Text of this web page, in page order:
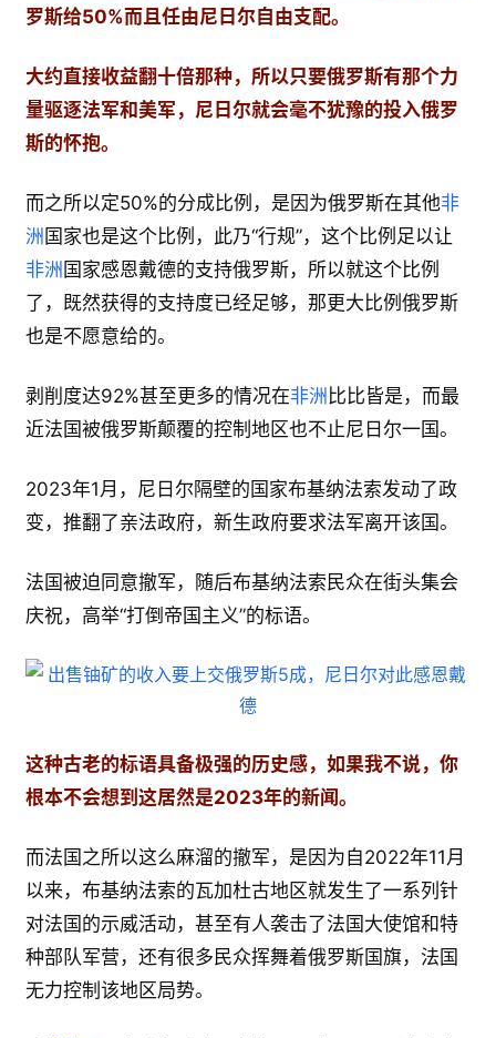
罗斯给50%而且任由尼日尔自由支配。
大约直接收益翻十倍那种，所以只要俄罗斯有那个力
量驱逐法军和美军，尼日尔就会毫不犹豫的投入俄罗
斯的怀抱。
而之所以定50%的分成比例，是因为俄罗斯在其他非
洲 国家也是这个比例，此乃“行规”，这个比例足以让
非洲 国家感恩戴德的支持俄罗斯，所以就这个比例
了，既然获得的支持度已经足够，那更大比例俄罗斯
也是不愿意给的。
剥削度达92%甚至更多的情况在非洲 比比皆是，而最
近法国被俄罗斯颠覆的控制地区也不止尼日尔一国。
2023年1月，尼日尔隔壁的国家布基纳法索发动了政
变，推翻了亲法政府，新生政府要求法军离开该国。
法国被迫同意撤军，随后布基纳法索民众在街头集会
庆祝，高举“打倒帝国主义”的标语。
这种古老的标语具备极强的历史感，如果我不说，你
根本不会想到这居然是2023年的新闻。
而法国之所以这么麻溜的撤军，是因为自2022年11月
以来，布基纳法索的瓦加杜古地区就发生了一系列针
对法国的示威活动，甚至有人袭击了法国大使馆和特
种部队军营，还有很多民众挥舞着俄罗斯国旗，法国
无力控制该地区局势。